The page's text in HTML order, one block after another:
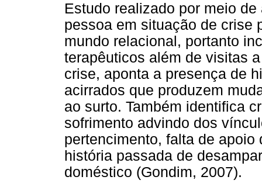
Estudo realizado por meio
pessoa em situação de crise
mundo relacional, portanto
terapêuticos além de visitas
crise, aponta a presença de
acirrados que produzem
ao surto. Também identifica
sofrimento advindo dos
pertencimento, falta de
história passada de
doméstico (Gondim, 2007).